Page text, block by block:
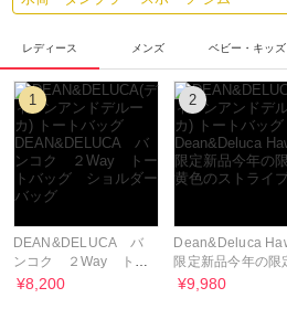
レディース メンズ ベビー・キッズ
1
DEAN&DELUCA バ
ンコク ２Way トー
トバッグ ショルダー
¥8,200
2
Dean&Deluca
限定新品今年の限
黄色のストライプ
¥9,980